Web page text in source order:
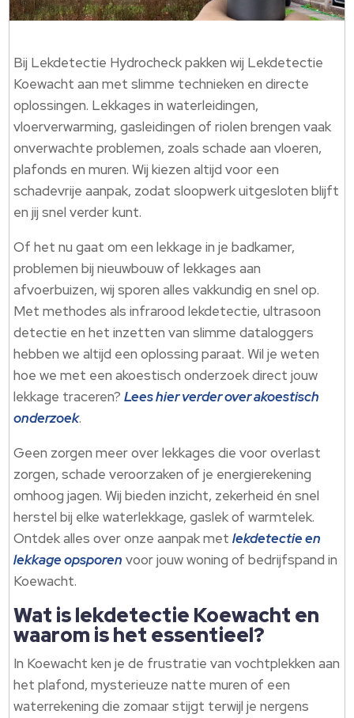
Bij Lekdetectie Hydrocheck pakken wij Lekdetectie
Koewacht aan met slimme technieken en directe
oplossingen.​ Lekkages in waterleidingen,
vloerverwarming, gasleidingen of riolen brengen vaak
onverwachte problemen, zoals schade aan vloeren,
plafonds en muren.​ Wij kiezen altijd voor een
schadevrije aanpak, zodat sloopwerk uitgesloten blijft
en jij snel verder kunt.​
Of het nu gaat om een lekkage in je badkamer,
problemen bij nieuwbouw of lekkages aan
afvoerbuizen, wij sporen alles vakkundig en snel op.​
Met methodes als infrarood lekdetectie, ultrasoon
detectie en het inzetten van slimme dataloggers
hebben we altijd een oplossing paraat.​ Wil je weten
hoe we met een akoestisch onderzoek direct jouw
lekkage traceren?Lees hier verder over akoestisch
onderzoek.​
Geen zorgen meer over lekkages die voor overlast
zorgen, schade veroorzaken of je energierekening
omhoog jagen.​ Wij bieden inzicht, zekerheid én snel
herstel bij elke waterlekkage, gaslek of warmtelek.​
Ontdek alles over onze aanpak metlekdetectie en
lekkage opsporen voor jouw woning of bedrijfspand in
Koewacht.​
Wat is lekdetectie Koewacht en
waarom is het essentieel?
In Koewacht ken je de frustratie van vochtplekken aan
het plafond, mysterieuze natte muren of een
waterrekening die zomaar stijgt terwijl je nergens